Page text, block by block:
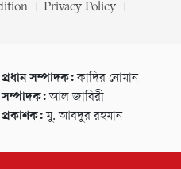
Privacy Policy
প্রধান সম্পাদক:কাদির নোমান
সম্পাদক:আল জাবিরী
প্রকাশক:মু. আবদুর রহমান